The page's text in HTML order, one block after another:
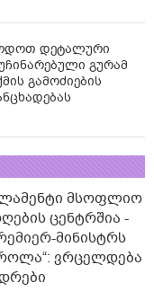
დეტალური
გურამ
გამოძიების
მსოფლიო
ცენტრშია -
მინისტრს
ვრცელდება